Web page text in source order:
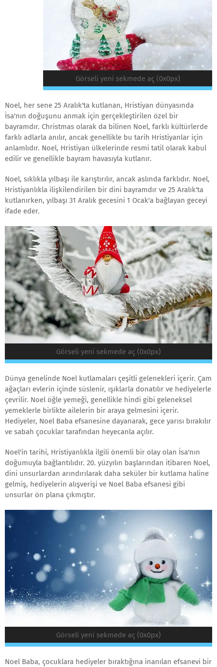
Görseli yeni sekmede aç (0x0px)
Noel, her sene 25 Aralık'ta kutlanan, Hristiyan dünyasında
İsa'nın doğuşunu anmak için gerçekleştirilen özel bir
bayramdır. Christmas olarak da bilinen Noel, farklı kültürlerde
farklı adlarla anılır, ancak genellikle bu tarih Hristiyanlar için
anlamlıdır. Noel, Hristiyan ülkelerinde resmi tatil olarak kabul
edilir ve genellikle bayram havasıyla kutlanır.
Noel, sıklıkla yılbaşı ile karıştırılır, ancak aslında farklıdır. Noel,
Hristiyanlıkla ilişkilendirilen bir dini bayramdır ve 25 Aralık'ta
kutlanırken, yılbaşı 31 Aralık gecesini 1 Ocak'a bağlayan geceyi
ifade eder.
Görseli yeni sekmede aç (0x0px)
Dünya genelinde Noel kutlamaları çeşitli gelenekleri içerir. Çam
ağaçları evlerin içinde süslenir, ışıklarla donatılır ve hediyelerle
çevrilir. Noel öğle yemeği, genellikle hindi gibi geleneksel
yemeklerle birlikte ailelerin bir araya gelmesini içerir.
Hediyeler, Noel Baba efsanesine dayanarak, gece yarısı bırakılır
ve sabah çocuklar tarafından heyecanla açılır.
Noel'in tarihi, Hristiyanlıkla ilgili önemli bir olay olan İsa'nın
doğumuyla bağlantılıdır. 20. yüzyılın başlarından itibaren Noel,
dini unsurlardan arındırılarak daha seküler bir kutlama haline
gelmiş, hediyelerin alışverişi ve Noel Baba efsanesi gibi
unsurlar ön plana çıkmıştır.
Görseli yeni sekmede aç (0x0px)
Noel Baba, çocuklara hediyeler bıraktığına inanılan efsanevi bir